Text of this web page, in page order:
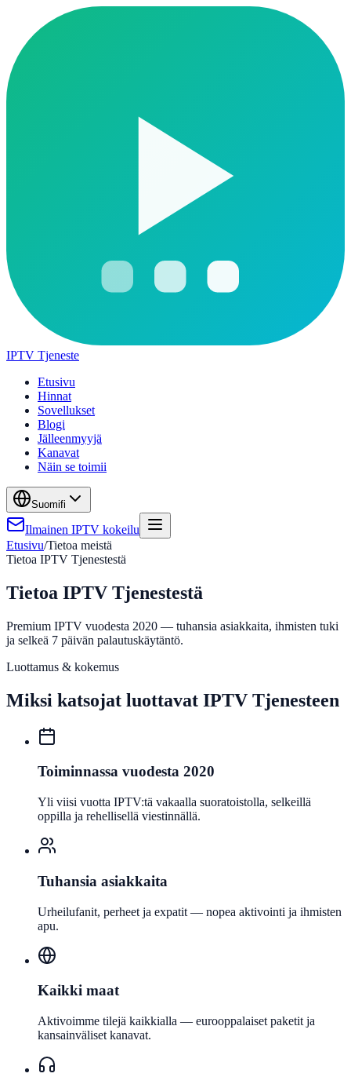
IPTV Tjeneste
Etusivu
Hinnat
Sovellukset
Blogi
Jälleenmyyjä
Kanavat
Näin se toimii
Suomifi
Ilmainen IPTV kokeilu
Etusivu/Tietoa meistä
Tietoa IPTV Tjenestestä
Tietoa IPTV Tjenestestä
Premium IPTV vuodesta 2020 — tuhansia asiakkaita, ihmisten tuki
ja selkeä 7 päivän palautuskäytäntö.
Luottamus & kokemus
Miksi katsojat luottavat IPTV Tjenesteen
Toiminnassa vuodesta 2020
Yli viisi vuotta IPTV:tä vakaalla suoratoistolla, selkeillä
oppilla ja rehellisellä viestinnällä.
Tuhansia asiakkaita
Urheilufanit, perheet ja expatit — nopea aktivointi ja ihmisten
apu.
Kaikki maat
Aktivoimme tilejä kaikkialla — eurooppalaiset paketit ja
kansainväliset kanavat.